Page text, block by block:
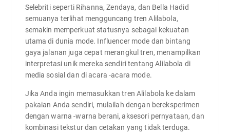
Selebriti seperti Rihanna, Zendaya, dan Bella Hadid
semuanya terlihat mengguncang tren Alilabola,
semakin memperkuat statusnya sebagai kekuatan
utama di dunia mode. Influencer mode dan bintang
gaya jalanan juga cepat merangkul tren, menampilkan
interpretasi unik mereka sendiri tentang Alilabola di
media sosial dan di acara -acara mode.
Jika Anda ingin memasukkan tren Alilabola ke dalam
pakaian Anda sendiri, mulailah dengan bereksperimen
dengan warna -warna berani, aksesori pernyataan, dan
kombinasi tekstur dan cetakan yang tidak terduga.